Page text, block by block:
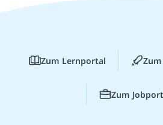
Zum Lernportal
Zum